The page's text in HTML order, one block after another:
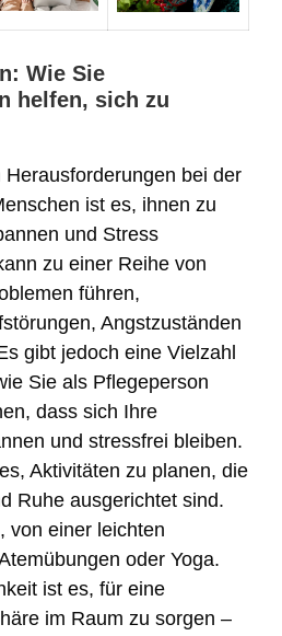
Wie Sie
helfen, sich zu
bei der
ist es, ihnen zu
und Stress
zu einer Reihe von
führen,
Angstzuständen
gibt jedoch eine Vielzahl
Sie als Pflegeperson
dass sich Ihre
und stressfrei bleiben.
Aktivitäten zu planen, die
Ruhe ausgerichtet sind.
von einer leichten
oder Yoga.
ist es, für eine
im Raum zu sorgen –